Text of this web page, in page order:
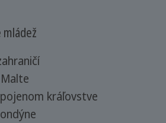
kráľovstve